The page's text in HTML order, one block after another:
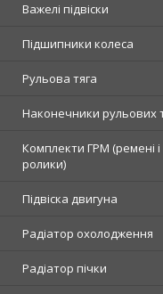
Важелі підвіски
Підшипники колеса
Рульова тяга
Наконечники рульових
Комплекти ГРМ (ремені і
ролики)
Підвіска двигуна
Радіатор охолодження
Радіатор пічки